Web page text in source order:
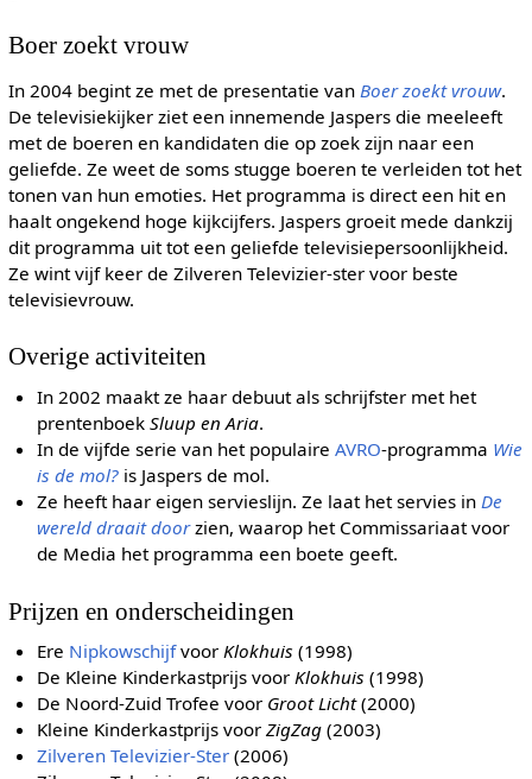
Boer zoekt vrouw
In 2004 begint ze met de presentatie van Boer zoekt vrouw.
De televisiekijker ziet een innemende Jaspers die meeleeft
met de boeren en kandidaten die op zoek zijn naar een
geliefde. Ze weet de soms stugge boeren te verleiden tot het
tonen van hun emoties. Het programma is direct een hit en
haalt ongekend hoge kijkcijfers. Jaspers groeit mede dankzij
dit programma uit tot een geliefde televisiepersoonlijkheid.
Ze wint vijf keer de Zilveren Televizier-ster voor beste
televisievrouw.
Overige activiteiten
In 2002 maakt ze haar debuut als schrijfster met het
prentenboekSluup en Aria.
In de vijfde serie van het populaireAVRO-programma Wie
is de mol? is Jaspers de mol.
Ze heeft haar eigen servieslijn. Ze laat het servies in De
wereld draait doorzien, waarop het Commissariaat voor
de Media het programma een boete geeft.
Prijzen en onderscheidingen
Ere NipkowschijfvoorKlokhuis (1998)
De Kleine Kinderkastprijs voorKlokhuis (1998)
De Noord-Zuid Trofee voor Groot Licht(2000)
Kleine Kinderkastprijs voorZigZag (2003)
Zilveren Televizier-Ster (2006)